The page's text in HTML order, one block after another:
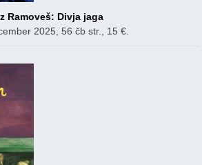
Ramoveš: Divja jaga
2025, 56 čb str., 15 €.